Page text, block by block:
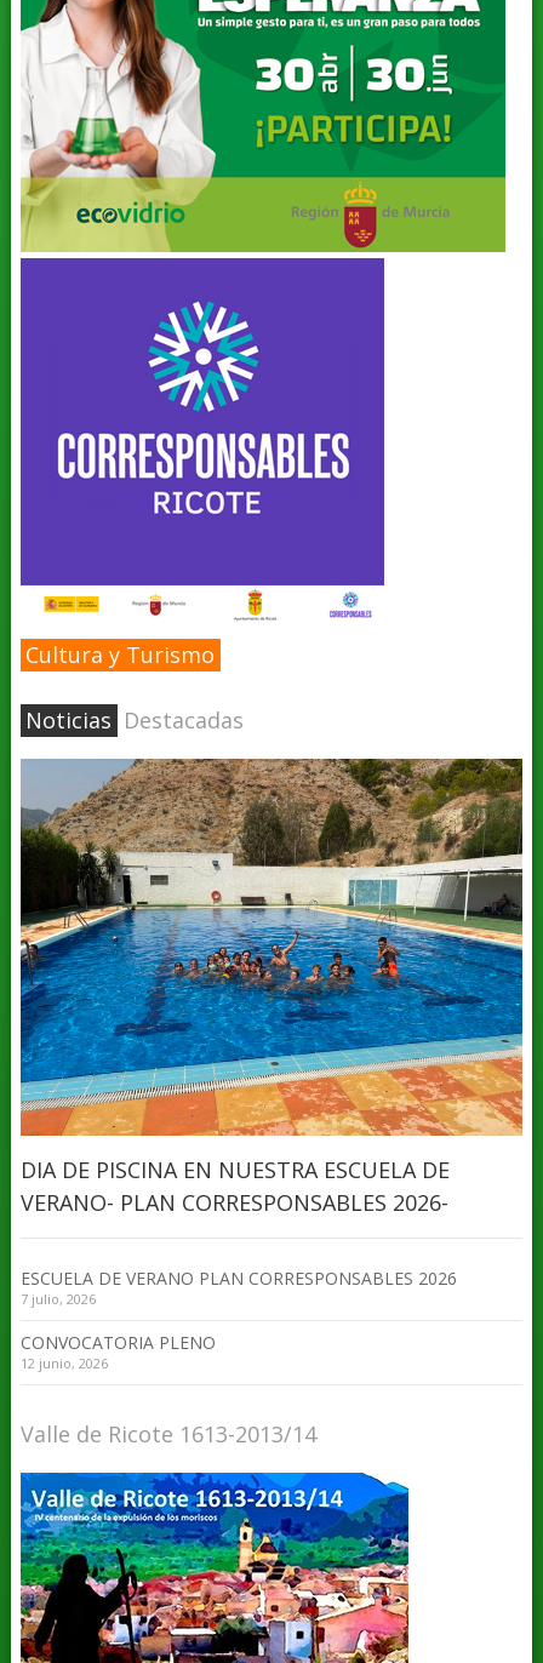
Cultura y Turismo
Noticias Destacadas
DIA DE PISCINA EN NUESTRA ESCUELA DE
VERANO- PLAN CORRESPONSABLES 2026-
ESCUELA DE VERANO PLAN CORRESPONSABLES 2026
7 julio, 2026
CONVOCATORIA PLENO
12 junio, 2026
Valle de Ricote 1613-2013/14